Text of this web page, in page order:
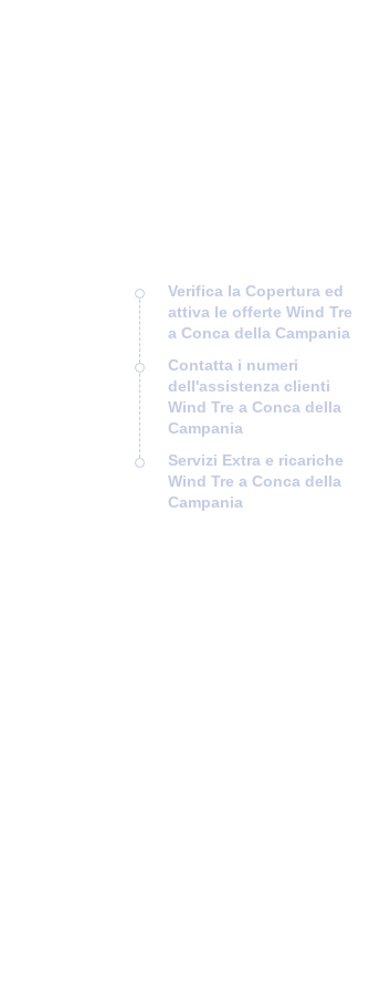
Verifica la Copertura ed
attiva le offerte Wind Tre
a Conca della Campania
Contatta i numeri
dell'assistenza clienti
Wind Tre a Conca della
Campania
Servizi Extra e ricariche
Wind Tre a Conca della
Campania